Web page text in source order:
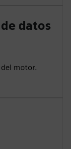
datos
motor.